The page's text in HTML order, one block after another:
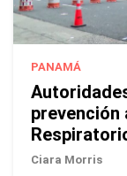
PANAMÁ
prevención
Ciara Morris